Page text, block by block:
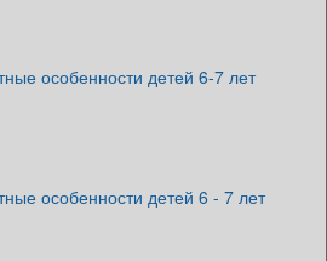
особенности детей 6-7 лет
особенности детей 6 - 7 лет